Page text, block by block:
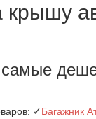
крышу
✓Багажник